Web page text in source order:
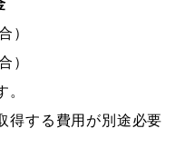
）
）
。
得する費用が別途必要